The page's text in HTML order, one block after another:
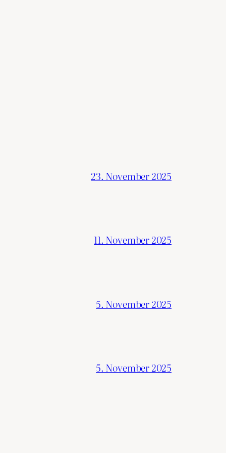
23. November 2025
11. November 2025
5. November 2025
5. November 2025